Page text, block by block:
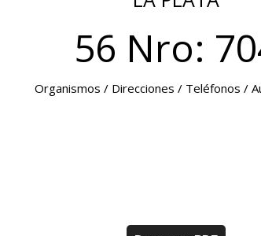
56 Nro:
Organismos / Direcciones / Teléfonos /